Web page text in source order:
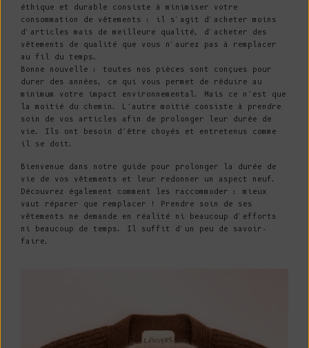
éthique et durable consiste à minimiser votre
consommation de vêtements : il s'agit d'acheter moins
d'articles mais de meilleure qualité, d'acheter des
vêtements de qualité que vous n'aurez pas à remplacer
au fil du temps.
Bonne nouvelle : toutes nos pièces sont conçues pour
durer des années, ce qui vous permet de réduire au
minimum votre impact environnemental. Mais ce n’est que
la moitié du chemin. L’autre moitié consiste à prendre
soin de vos articles afin de prolonger leur durée de
vie. Ils ont besoin d’être choyés et entretenus comme
il se doit.
Bienvenue dans notre guide pour prolonger la durée de
vie de vos vêtements et leur redonner un aspect neuf.
Découvrez également comment les raccommoder : mieux
vaut réparer que remplacer ! Prendre soin de ses
vêtements ne demande en réalité ni beaucoup d'efforts
ni beaucoup de temps. Il suffit d'un peu de savoir-
faire.